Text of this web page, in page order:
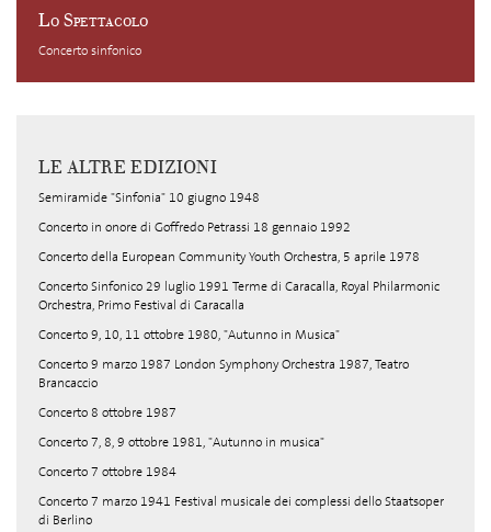
Lo Spettacolo
Concerto sinfonico
LE ALTRE EDIZIONI
Semiramide "Sinfonia" 10 giugno 1948
Concerto in onore di Goffredo Petrassi 18 gennaio 1992
Concerto della European Community Youth Orchestra, 5 aprile 1978
Concerto Sinfonico 29 luglio 1991 Terme di Caracalla, Royal Philarmonic
Orchestra, Primo Festival di Caracalla
Concerto 9, 10, 11 ottobre 1980, "Autunno in Musica"
Concerto 9 marzo 1987 London Symphony Orchestra 1987, Teatro
Brancaccio
Concerto 8 ottobre 1987
Concerto 7, 8, 9 ottobre 1981, "Autunno in musica"
Concerto 7 ottobre 1984
Concerto 7 marzo 1941 Festival musicale dei complessi dello Staatsoper
di Berlino